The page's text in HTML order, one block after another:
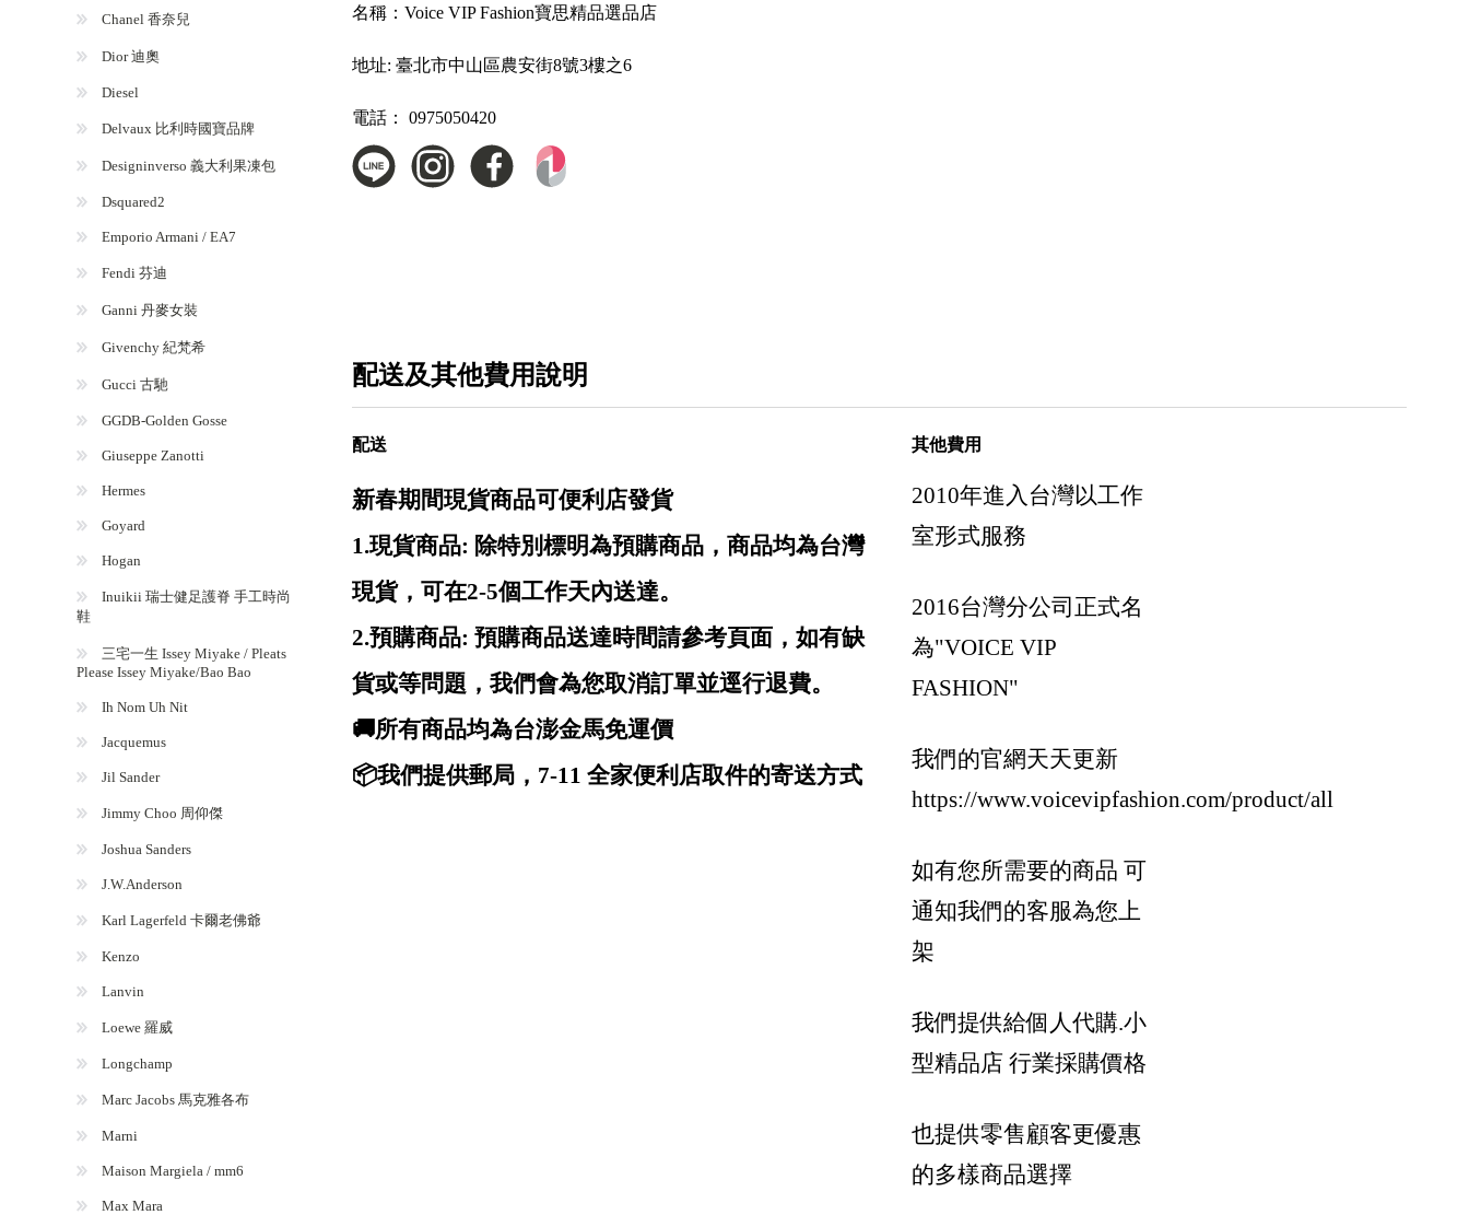
Hermes
Hogan
Inuikii 瑞士健足護脊 手工時尚鞋
Ih Nom Uh Nit
名稱： Voice VIP Fashion寶思精品選品店
地址: 臺北市中山區農安街8號3樓之6
電話： 0975050420
配送及其他費用說明
配送
新春期間現貨商品可便利店發貨
1.現貨商品: 除特別標明為預購商品，商品均為台灣
現貨，可在2-5個工作天內送達。
2.預購商品: 預購商品送達時間請參考頁面，如有缺
貨或等問題，我們會為您取消訂單並逕行退費。
🚚所有商品均為台澎金馬免運價
📦我們提供郵局，7-11 全家便利店取件的寄送方式
其他費用
2010年進入台灣以工作
室形式服務
2016台灣分公司正式名
為"VOICE VIP
FASHION"
我們的官網天天更新
https://www.voicevipfashion.com/product/all
如有您所需要的商品 可
通知我們的客服為您上
架
我們提供給個人代購.小
型精品店 行業採購價格
也提供零售顧客更優惠
的多樣商品選擇
Chanel 香奈兒
Dior 迪奧
Diesel
Delvaux 比利時國寶品牌
Designinverso 義大利果凍包
Dsquared2
Emporio Armani / EA7
Fendi 芬迪
Ganni 丹麥女裝
Givenchy 紀梵希
Gucci 古馳
GGDB-Golden Gosse
Giuseppe Zanotti
Hermes
Goyard
Hogan
Inuikii 瑞士健足護脊 手工時尚
鞋
三宅一生 Issey Miyake / Pleats
Please Issey Miyake/Bao Bao
Ih Nom Uh Nit
Jacquemus
Jil Sander
Jimmy Choo 周仰傑
Joshua Sanders
J.W.Anderson
Karl Lagerfeld 卡爾老佛爺
Kenzo
Lanvin
Loewe 羅威
Longchamp
Marc Jacobs 馬克雅各布
Marni
Maison Margiela / mm6
Max Mara